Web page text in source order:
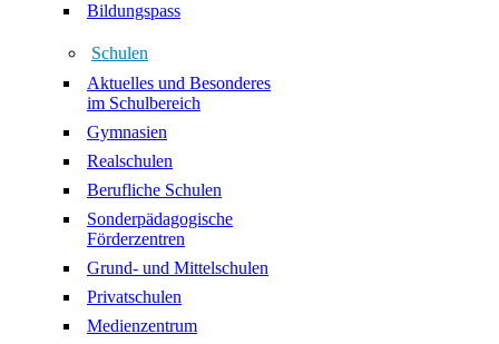
Bildungspass
Schulen
Aktuelles und Besonderes
im Schulbereich
Gymnasien
Realschulen
Berufliche Schulen
Sonderpädagogische
Förderzentren
Grund- und Mittelschulen
Privatschulen
Medienzentrum